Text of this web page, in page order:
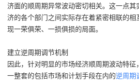
济面的顺周期异常波动密切相关。这一点
济的各个部门之间实际存在着紧密相联的
现一荣俱荣、一损俱损的局面。
建立逆周期调节机制
因此，针对明显的市场经济顺周期波动特
一整套的包括市场和计划手段在内的逆周期